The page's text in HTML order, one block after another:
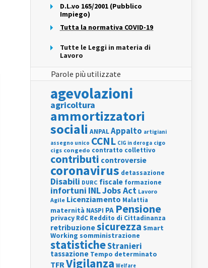
D.L.vo 165/2001 (Pubblico
Impiego)
Tutta la normativa COVID-19
Tutte le Leggi in materia di
Lavoro
Parole più utilizzate
agevolazioni
agricoltura
ammortizzatori
sociali ANPALAppalto artigiani
assegno unico CCNL CIG in deroga cigo
cigs congedo contratto collettivo
contributi controversie
coronavirus detassazione
Disabili DURC fiscale formazione
infortuni INLJobs Act Lavoro
Agile Licenziamento Malattia
maternità NASPI PA Pensione
privacy RdC Reddito di Cittadinanza
retribuzionesicurezza Smart
Working somministrazione
statisticheStranieri
tassazione Tempo determinato
TFRVigilanza Welfare